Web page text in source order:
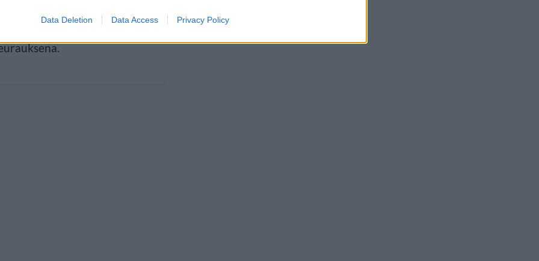
Data Deletion Data Access Privacy Policy
ja Puolustusvoimien